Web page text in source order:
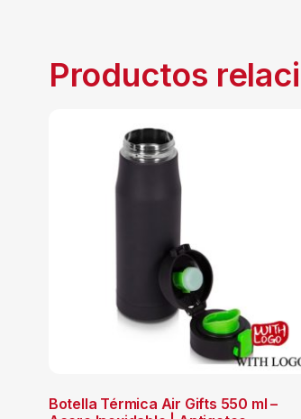
Productos
Botella Térmica Air Gifts 550 ml –